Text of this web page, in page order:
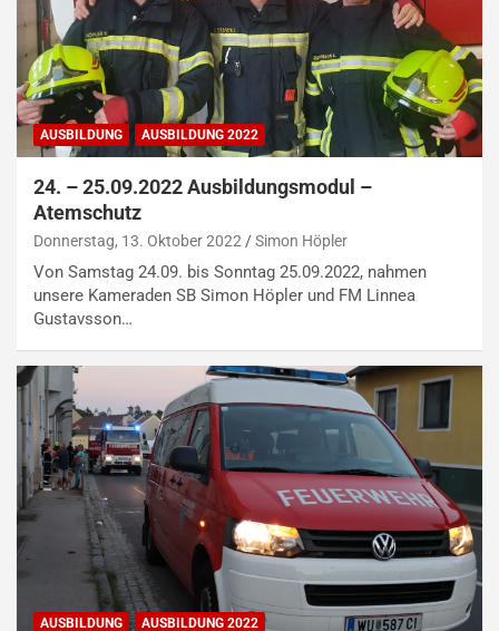
AUSBILDUNG AUSBILDUNG 2022
24. – 25.09.2022 Ausbildungsmodul –
Atemschutz
Donnerstag, 13. Oktober 2022 Simon Höpler
Von Samstag 24.09. bis Sonntag 25.09.2022, nahmen
unsere Kameraden SB Simon Höpler und FM Linnea
Gustavsson…
AUSBILDUNG AUSBILDUNG 2022